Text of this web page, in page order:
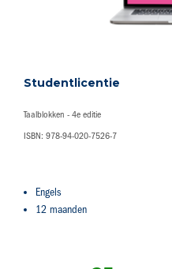
Studentlicentie
Taalblokken - 4e editie
ISBN: 978-94-020-7526-7
Engels
12 maanden